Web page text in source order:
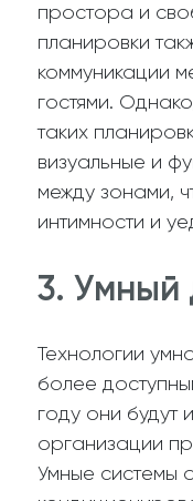
простора и
планировки
коммуникации
гостями.
таких
визуальные и
между зонами,
интимности и
3. Умный
Технологии
более
году они будут
организации
Умные системы